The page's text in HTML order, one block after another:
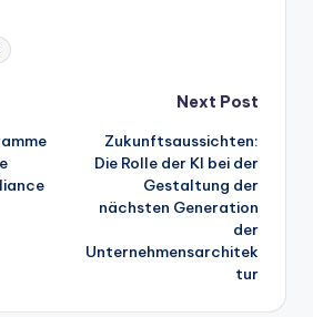
Next Post
Zukunftsaussichten:
Die Rolle der KI bei der
Gestaltung der
nächsten Generation
der
Unternehmensarchitek
tur